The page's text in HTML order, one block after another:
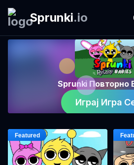
Sprunki.io
Sprunki Повторно
Играј Игра